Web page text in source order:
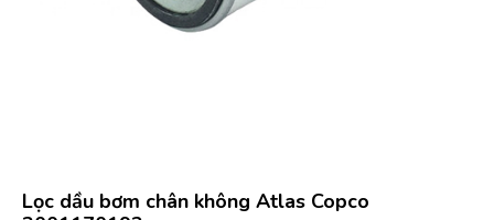
Lọc dầu bơm chân không Atlas Copco